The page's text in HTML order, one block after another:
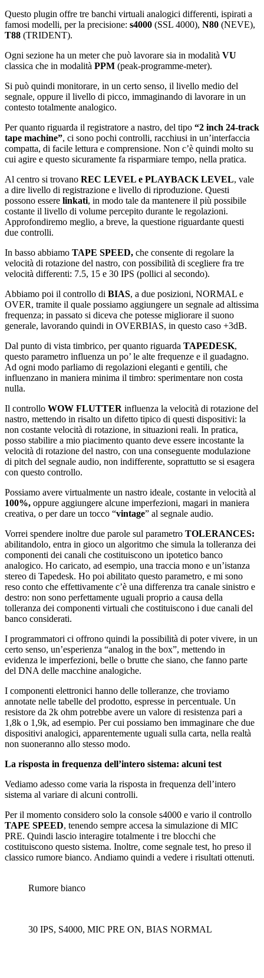
Questo plugin offre tre banchi virtuali analogici differenti, ispirati a
famosi modelli, per la precisione: s4000 (SSL 4000), N80 (NEVE),
T88 (TRIDENT).
Ogni sezione ha un meter che può lavorare sia in modalità VU
classica che in modalità PPM (peak-programme-meter).
Si può quindi monitorare, in un certo senso, il livello medio del
segnale, oppure il livello di picco, immaginando di lavorare in un
contesto totalmente analogico.
Per quanto riguarda il registratore a nastro, del tipo “2 inch 24-track
tape machine”, ci sono pochi controlli, racchiusi in un’interfaccia
compatta, di facile lettura e comprensione. Non c’è quindi molto su
cui agire e questo sicuramente fa risparmiare tempo, nella pratica.
Al centro si trovano REC LEVEL e PLAYBACK LEVEL, vale
a dire livello di registrazione e livello di riproduzione. Questi
possono essere linkati, in modo tale da mantenere il più possibile
costante il livello di volume percepito durante le regolazioni.
Approfondiremo meglio, a breve, la questione riguardante questi
due controlli.
In basso abbiamo TAPE SPEED, che consente di regolare la
velocità di rotazione del nastro, con possibilità di scegliere fra tre
velocità differenti: 7.5, 15 e 30 IPS (pollici al secondo).
Abbiamo poi il controllo di BIAS, a due posizioni, NORMAL e
OVER, tramite il quale possiamo aggiungere un segnale ad altissima
frequenza; in passato si diceva che potesse migliorare il suono
generale, lavorando quindi in OVERBIAS, in questo caso +3dB.
Dal punto di vista timbrico, per quanto riguarda TAPEDESK,
questo parametro influenza un po’ le alte frequenze e il guadagno.
Ad ogni modo parliamo di regolazioni eleganti e gentili, che
influenzano in maniera minima il timbro: sperimentare non costa
nulla.
Il controllo WOW FLUTTER influenza la velocità di rotazione del
nastro, mettendo in risalto un difetto tipico di questi dispositivi: la
non costante velocità di rotazione, in situazioni reali. In pratica,
posso stabilire a mio piacimento quanto deve essere incostante la
velocità di rotazione del nastro, con una conseguente modulazione
di pitch del segnale audio, non indifferente, soprattutto se si esagera
con questo controllo.
Possiamo avere virtualmente un nastro ideale, costante in velocità al
100%, oppure aggiungere alcune imperfezioni, magari in maniera
creativa, o per dare un tocco “vintage” al segnale audio.
Vorrei spendere inoltre due parole sul parametro TOLERANCES:
abilitandolo, entra in gioco un algoritmo che simula la tolleranza dei
componenti dei canali che costituiscono un ipotetico banco
analogico. Ho caricato, ad esempio, una traccia mono e un’istanza
stereo di Tapedesk. Ho poi abilitato questo parametro, e mi sono
reso conto che effettivamente c’è una differenza tra canale sinistro e
destro: non sono perfettamente uguali proprio a causa della
tolleranza dei componenti virtuali che costituiscono i due canali del
banco considerati.
I programmatori ci offrono quindi la possibilità di poter vivere, in un
certo senso, un’esperienza “analog in the box”, mettendo in
evidenza le imperfezioni, belle o brutte che siano, che fanno parte
del DNA delle macchine analogiche.
I componenti elettronici hanno delle tolleranze, che troviamo
annotate nelle tabelle del prodotto, espresse in percentuale. Un
resistore da 2k ohm potrebbe avere un valore di resistenza pari a
1,8k o 1,9k, ad esempio. Per cui possiamo ben immaginare che due
dispositivi analogici, apparentemente uguali sulla carta, nella realtà
non suoneranno allo stesso modo.
La risposta in frequenza dell’intero sistema: alcuni test
Vediamo adesso come varia la risposta in frequenza dell’intero
sistema al variare di alcuni controlli.
Per il momento considero solo la console s4000 e vario il controllo
TAPE SPEED, tenendo sempre accesa la simulazione di MIC
PRE. Quindi lascio interagire totalmente i tre blocchi che
costituiscono questo sistema. Inoltre, come segnale test, ho preso il
classico rumore bianco. Andiamo quindi a vedere i risultati ottenuti.
Rumore bianco
30 IPS, S4000, MIC PRE ON, BIAS NORMAL